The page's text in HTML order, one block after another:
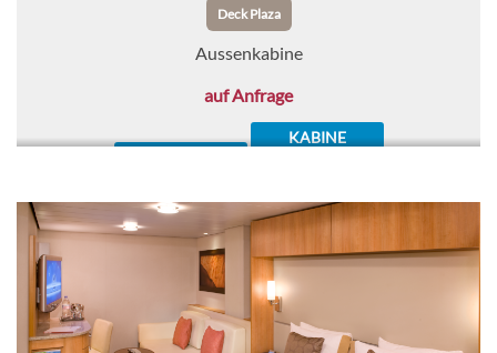
Deck Plaza
Aussenkabine
auf Anfrage
KABINE
Concierge Klasse-[C2]
Deck Panorama Deck Sky
Balkonkabine